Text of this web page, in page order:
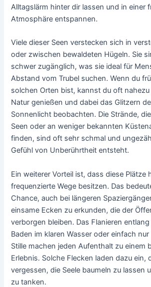
Alltagslärm hinter dir lassen und in einer
Atmosphäre entspannen.
Viele dieser Seen verstecken sich in
oder zwischen bewaldeten Hügeln. Sie
schwer zugänglich, was sie ideal für
Abstand vom Trubel suchen. Wenn du
solchen Orten bist, kannst du oft
Natur genießen und dabei das Glitzern
Sonnenlicht beobachten. Die Strände,
Seen oder an weniger bekannten
finden, sind oft sehr schmal und
Gefühl von Unberührtheit entsteht.
Ein weiterer Vorteil ist, dass diese Plätze
frequenzierte Wege besitzen. Das
Chance, auch bei längeren
einsame Ecken zu erkunden, die der
verborgen bleiben. Das Flanieren
Baden im klaren Wasser oder einfach
Stille machen jeden Aufenthalt zu einem
Erlebnis. Solche Flecken laden dazu ein,
vergessen, die Seele baumeln zu lassen
zu tanken.